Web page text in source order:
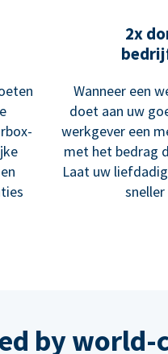
2x
Wanneer een
doet aan uw
werkgever een
met het bedrag
Laat uw
by world-